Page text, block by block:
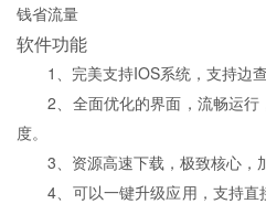
钱省流量
软件功能
1、完美支持IOS系统，支持边查
2、全面优化的界面，流畅运行
度。
3、资源高速下载，极致核心，加
4、可以一键升级应用，支持直